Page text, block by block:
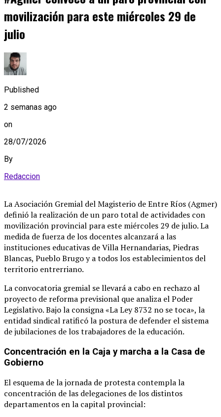
movilización para este miércoles 29 de
julio
Published
2 semanas ago
on
28/07/2026
By
Redaccion
La Asociación Gremial del Magisterio de Entre Ríos (Agmer)
definió la realización de un paro total de actividades con
movilización provincial para este miércoles 29 de julio. La
medida de fuerza de los docentes alcanzará a las
instituciones educativas de Villa Hernandarias, Piedras
Blancas, Pueblo Brugo y a todos los establecimientos del
territorio entrerriano.
La convocatoria gremial se llevará a cabo en rechazo al
proyecto de reforma previsional que analiza el Poder
Legislativo. Bajo la consigna «La Ley 8732 no se toca», la
entidad sindical ratificó la postura de defender el sistema
de jubilaciones de los trabajadores de la educación.
Concentración en la Caja y marcha a la Casa de
Gobierno
El esquema de la jornada de protesta contempla la
concentración de las delegaciones de los distintos
departamentos en la capital provincial: